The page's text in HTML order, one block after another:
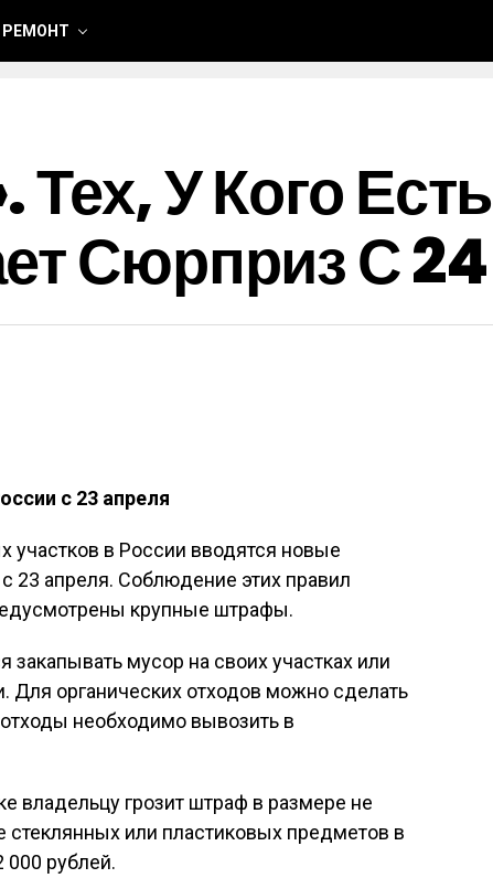
РЕМОНТ
У Кого
Сюрприз С
с 23 апреля
в России вводятся новые
23 апреля. Соблюдение этих правил
крупные штрафы.
мусор на своих участках или
Для органических отходов можно сделать
необходимо вывозить в
владельцу грозит штраф в размере не
или пластиковых предметов в
000 рублей.